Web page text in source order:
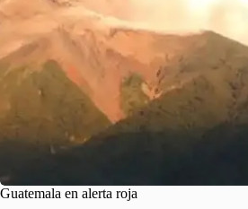
Guatemala en alerta roja